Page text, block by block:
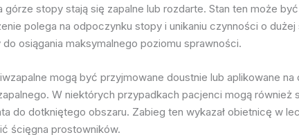
stopy stają się zapalne lub rozdarte. Stan ten może
polega na odpoczynku stopy i unikaniu czynności o
osiągania maksymalnego poziomu sprawności.
mogą być przyjmowane doustnie lub aplikowane
W niektórych przypadkach pacjenci mogą
do dotkniętego obszaru. Zabieg ten wykazał obietnicę w
ścięgna prostowników.